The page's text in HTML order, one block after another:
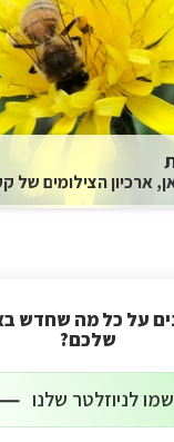
ארכיון הצילומים של
הרשמה
לניוזלטר
על כל מה שחדש
שלכם?
לניוזלטר שלנו